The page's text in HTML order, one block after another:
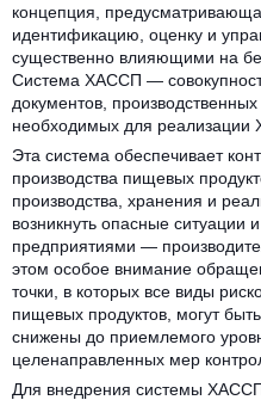
концепция,
идентификацию, оценку и
существенно влияющими на
Система ХАССП —
документов,
необходимых для реализации
Эта система обеспечивает
производства пищевых
производства, хранения и
возникнуть опасные ситуации
предприятиями —
этом особое внимание
точки, в которых все виды
пищевых продуктов, могут
снижены до приемлемого
целенаправленных мер
Для внедрения системы